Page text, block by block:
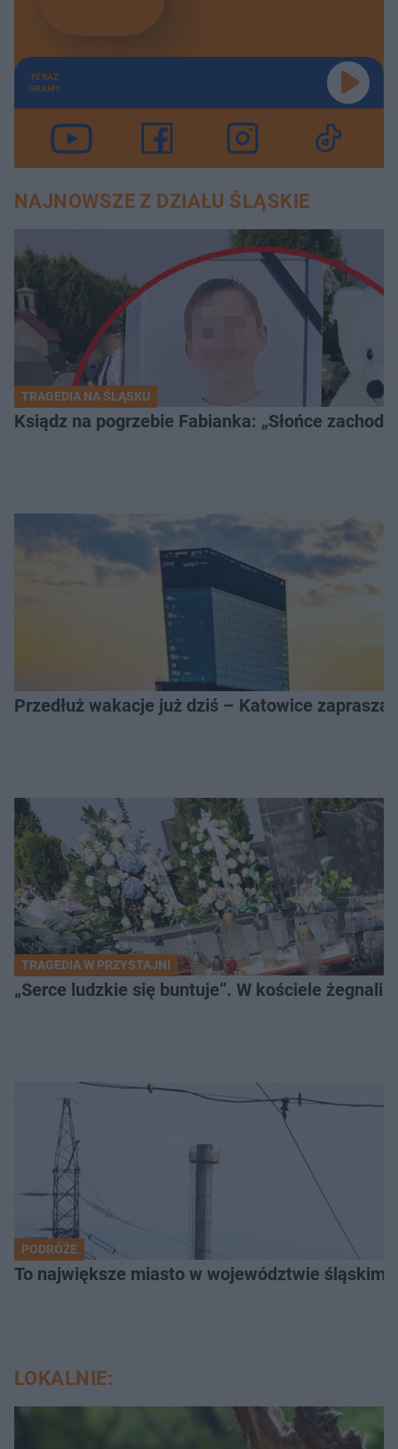
TERAZ
GRAMY
NAJNOWSZE Z DZIAŁU ŚLĄSKIE
TRAGEDIA NA ŚLĄSKU
Ksiądz na pogrzebie Fabianka: „Słońce
Przedłuż wakacje już dziś – Katowice
TRAGEDIA W PRZYSTAJNI
„Serce ludzkie się buntuje”. W kościele żegnali
PODRÓŻE
To największe miasto w województwie
LOKALNIE: